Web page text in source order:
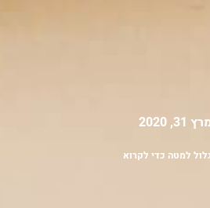
31, 2020
למטה כדי לקרוא